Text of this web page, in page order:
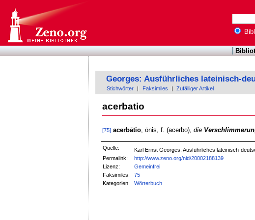
Georges: Ausführliches lateinisch-
Stichwörter Faksimiles Zufälliger Artikel
acerbatio
[75] acerbātio, ōnis, f. (acerbo), die
Quelle: Karl Ernst Georges: Ausführliches lateinisch-
Permalink:
http://www.zeno.org/nid/20002188139
Lizenz:
Gemeinfrei
Faksimiles:
75
Kategorien:
Wörterbuch